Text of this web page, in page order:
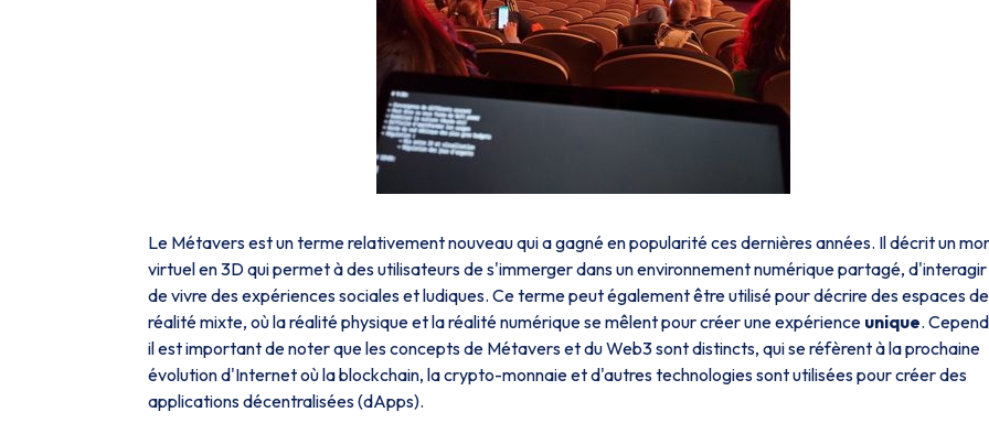
Le Métavers est un terme relativement nouveau qui a gagné en popularité ces dernières années. Il décrit un
virtuel en 3D qui permet à des utilisateurs de s'immerger dans un environnement numérique partagé,
de vivre des expériences sociales et ludiques. Ce terme peut également être utilisé pour décrire des espaces de
réalité mixte, où la réalité physique et la réalité numérique se mêlent pour créer une expérience unique.
il est important de noter que les concepts de Métavers et du Web3 sont distincts, qui se réfèrent à la prochaine
évolution d'Internet où la blockchain, la crypto-monnaie et d'autres technologies sont utilisées pour créer des
applications décentralisées (dApps).